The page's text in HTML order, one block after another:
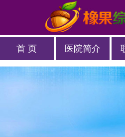
首 页 医院简介